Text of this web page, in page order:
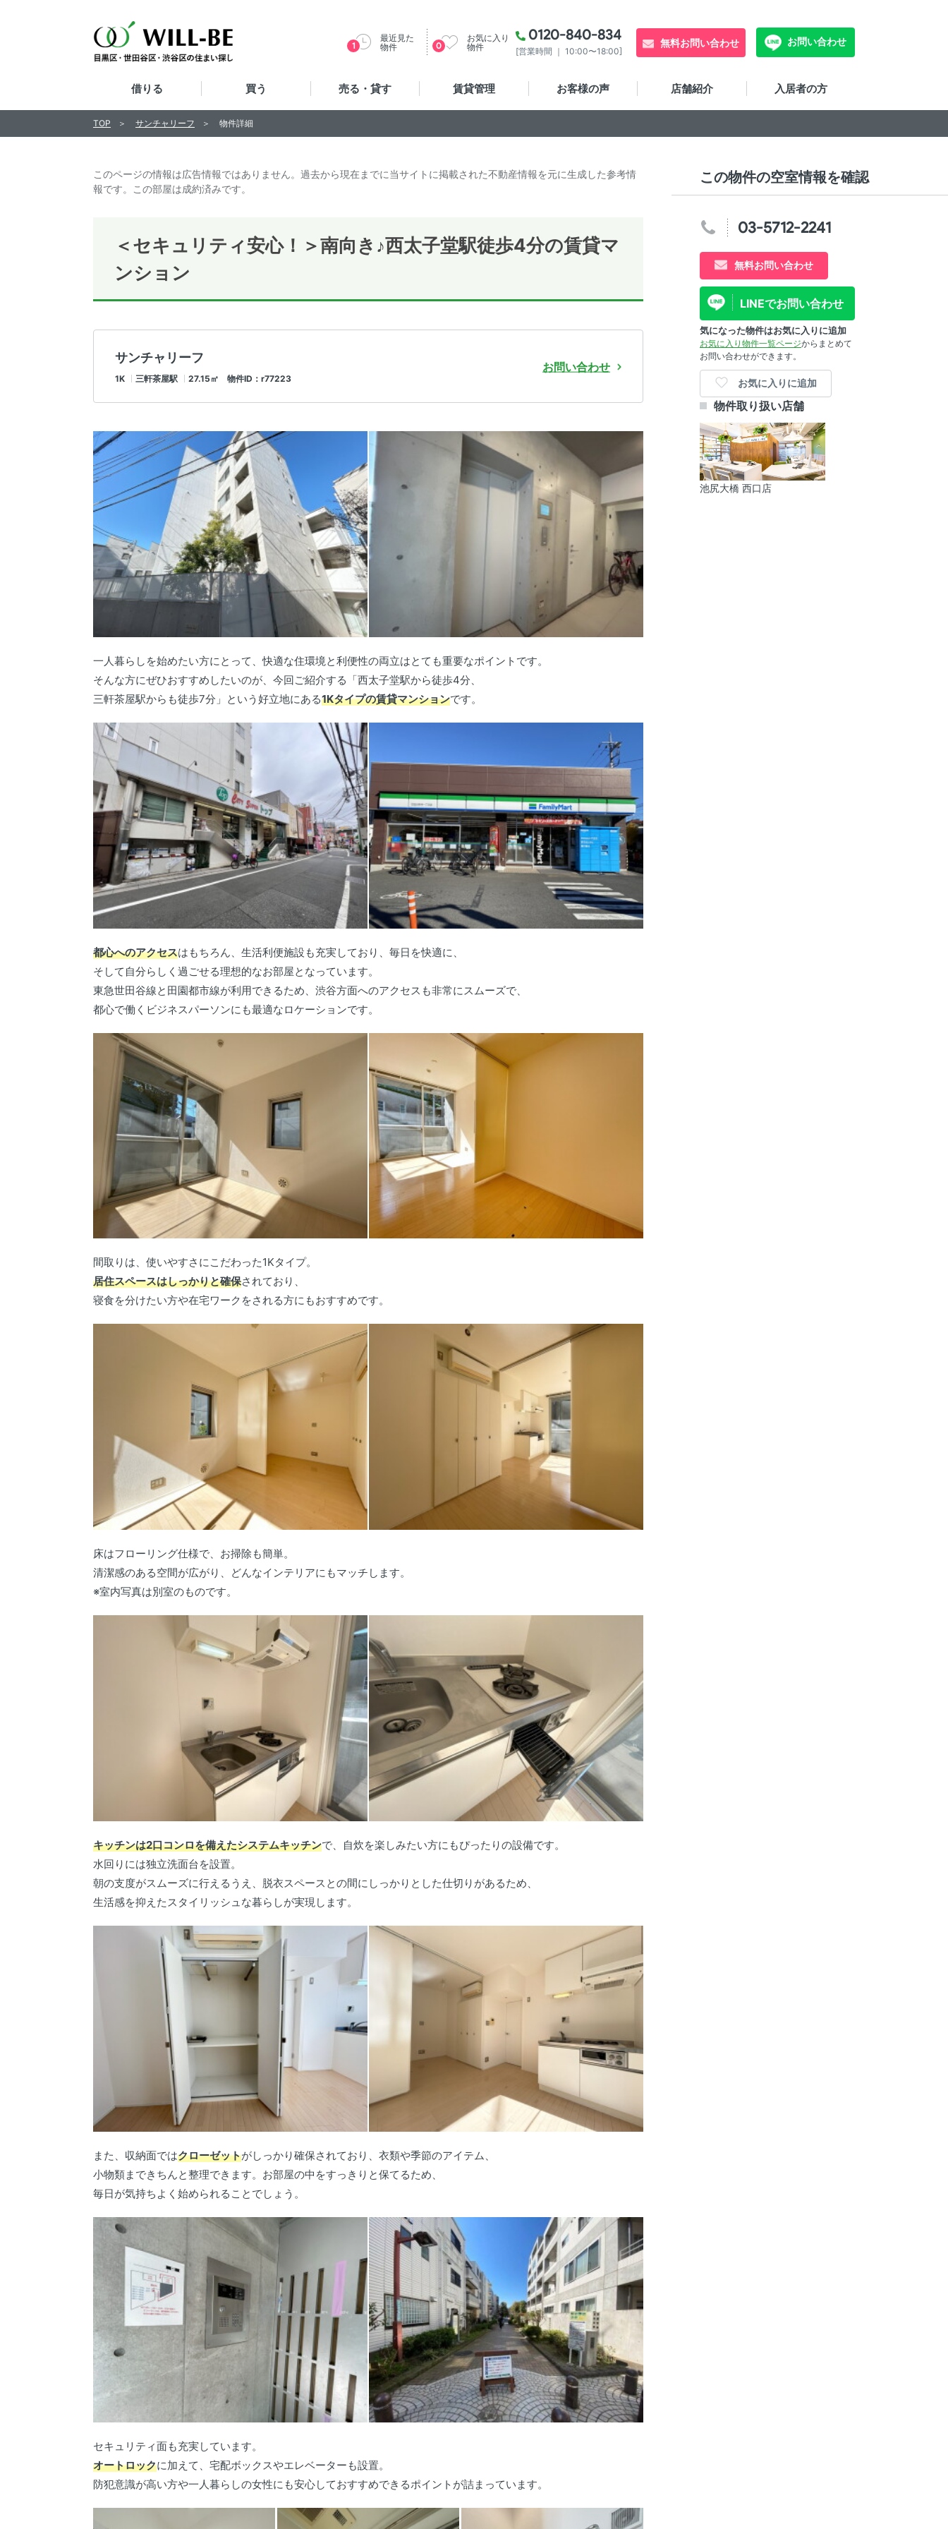
0120-840-834
[営業時間 ｜ 10:00〜18:00]
無料お問い合わせ お問い合わせ
最近見た
物件
1
お気に入り
物件
0
借りる 買う 売る・貸す 賃貸管理 お客様の声 店舗紹介 入居者の方
このページの情報は広告情報ではありません。過去から現在までに当サイトに掲載された不動産情報を元に生成した参考情
報です。この部屋は成約済みです。
＜セキュリティ安心！＞南向き♪西太子堂駅徒歩4分の賃貸マ
ンション
サンチャリーフ
1K 三軒茶屋駅 27.15㎡ 物件ID：r77223
お問い合わせ
一人暮らしを始めたい方にとって、快適な住環境と利便性の両立はとても重要なポイントです。
そんな方にぜひおすすめしたいのが、今回ご紹介する「西太子堂駅から徒歩4分、
三軒茶屋駅からも徒歩7分」という好立地にある1Kタイプの賃貸マンションです。
都心へのアクセスはもちろん、生活利便施設も充実しており、毎日を快適に、
そして自分らしく過ごせる理想的なお部屋となっています。
東急世田谷線と田園都市線が利用できるため、渋谷方面へのアクセスも非常にスムーズで、
都心で働くビジネスパーソンにも最適なロケーションです。
間取りは、使いやすさにこだわった1Kタイプ。
居住スペースはしっかりと確保されており、
寝食を分けたい方や在宅ワークをされる方にもおすすめです。
床はフローリング仕様で、お掃除も簡単。
清潔感のある空間が広がり、どんなインテリアにもマッチします。
※室内写真は別室のものです。
キッチンは2口コンロを備えたシステムキッチンで、自炊を楽しみたい方にもぴったりの設備です。
水回りには独立洗面台を設置。
朝の支度がスムーズに行えるうえ、脱衣スペースとの間にしっかりとした仕切りがあるため、
生活感を抑えたスタイリッシュな暮らしが実現します。
また、収納面ではクローゼットがしっかり確保されており、衣類や季節のアイテム、
小物類まできちんと整理できます。お部屋の中をすっきりと保てるため、
毎日が気持ちよく始められることでしょう。
セキュリティ面も充実しています。
オートロックに加えて、宅配ボックスやエレベーターも設置。
防犯意識が高い方や一人暮らしの女性にも安心しておすすめできるポイントが詰まっています。
この物件の空室情報を確認
03-5712-2241
無料お問い合わせ
LINEでお問い合わせ
気になった物件はお気に入りに追加
お気に入り物件一覧ページからまとめて
お問い合わせができます。
お気に入りに追加
物件取り扱い店舗
池尻大橋 西口店
TOP サンチャリーフ 物件詳細